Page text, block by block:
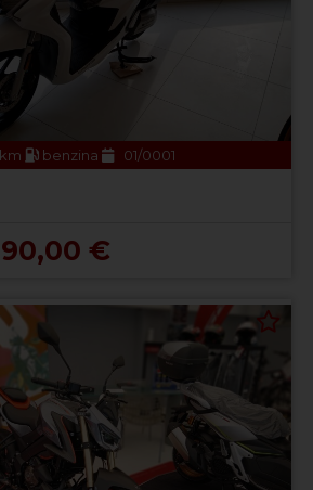
benzina 01/0001
€